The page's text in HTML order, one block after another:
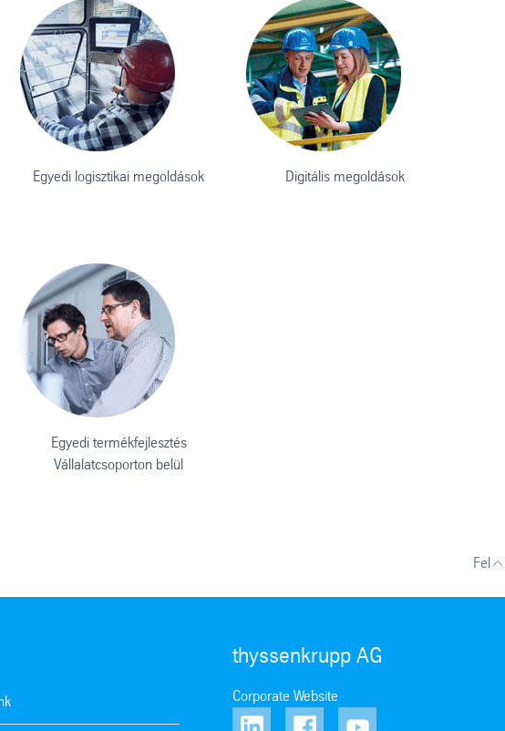
Egyedi logisztikai megoldások Digitális megoldások
Egyedi termékfejlesztés
Vállalatcsoporton belül
Fel
thyssenkrupp AG
Corporate Website